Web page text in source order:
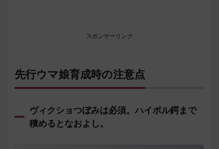
スポンサーリンク
先行ウマ娘育成時の注意点
ヴィクショつぼみは必須。ハイボル鍔まで
積めるとなおよし。